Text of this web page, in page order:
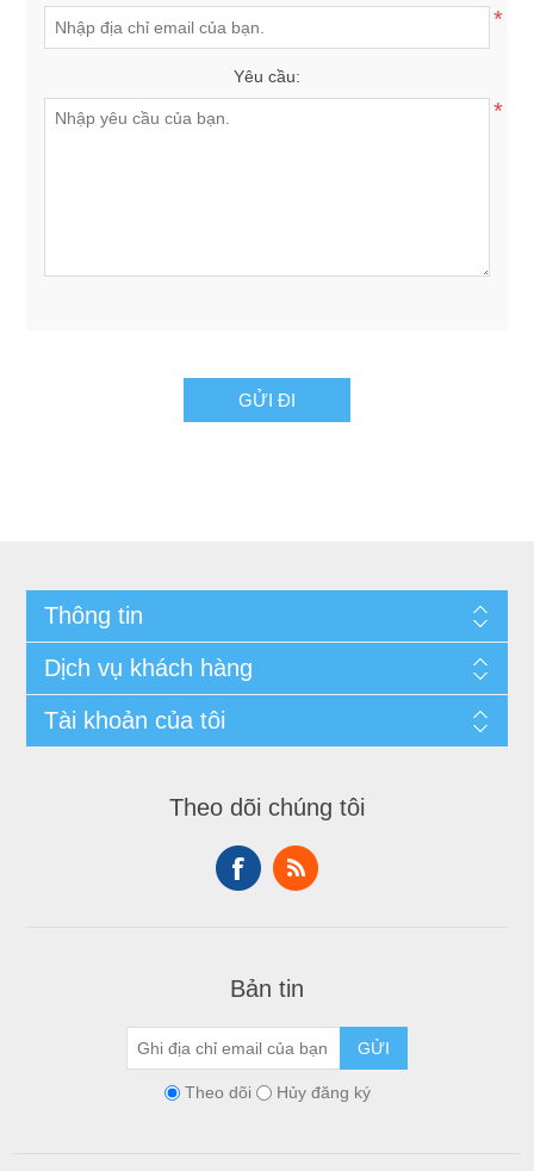
*
Yêu cầu:
*
GỬI ĐI
Thông tin
Dịch vụ khách hàng
Tài khoản của tôi
Theo dõi chúng tôi
Bản tin
GỬI
Theo dõi Hủy đăng ký